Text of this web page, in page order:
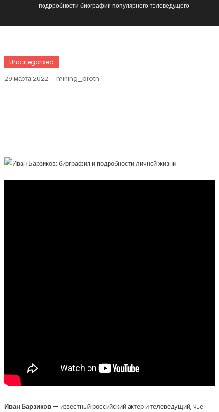
подрробности биографии популярного телеведущего
Uncategorised
29 марта 2022 mining_broth
Иван Барзиков— известный российский актер и телеведущий, чье